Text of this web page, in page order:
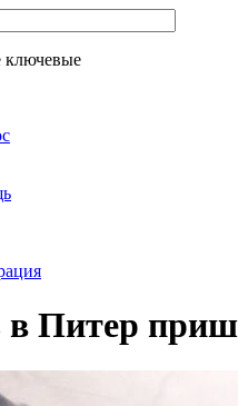
ключевые
в Питер